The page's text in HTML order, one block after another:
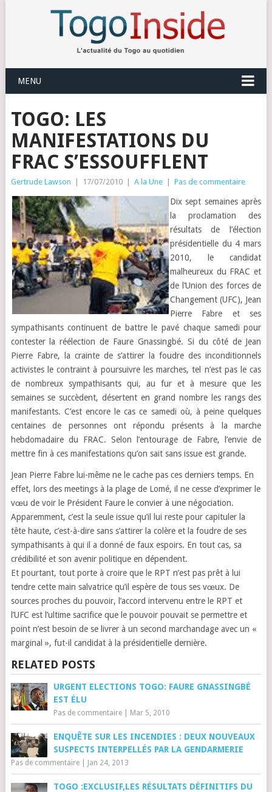
MENU
TOGO: LES
MANIFESTATIONS DU
FRAC S’ESSOUFFLENT
Gertrude Lawson 17/07/2010 A la Une Pas de commentaire
Dix sept semaines après
la proclamation des
résultats de l’élection
présidentielle du 4 mars
2010, le candidat
malheureux du FRAC et
de l’Union des forces de
Changement (UFC), Jean
Pierre Fabre et ses
sympathisants continuent de battre le pavé chaque samedi pour
contester la réélection de Faure Gnassingbé. Si du côté de Jean
Pierre Fabre, la crainte de s’attirer la foudre des inconditionnels
activistes le contraint à poursuivre les marches, tel n’est pas le cas
de nombreux sympathisants qui, au fur et à mesure que les
semaines se succèdent, désertent en grand nombre les rangs des
manifestants. C’est encore le cas ce samedi où, à peine quelques
centaines de personnes ont répondu présents à la marche
hebdomadaire du FRAC. Selon l’entourage de Fabre, l’envie de
mettre fin à ces manifestations qu’on sait sans issue est grande.
Jean Pierre Fabre lui-même ne le cache pas ces derniers temps. En
effet, lors des meetings à la plage de Lomé, il ne cesse d’exprimer le
vœu de voir le Président Faure le convier à une négociation.
Apparemment, c’est la seule issue qu’il lui reste pour capituler la
tête haute, c’est-à-dire sans s’attirer la colère et la foudre de ses
sympathisants à qui il a donné de faux espoirs. En tout cas, sa
crédibilité et son avenir politique en dépendent.
Et pourtant, tout porte à croire que le RPT n’est pas prêt à lui
tendre cette main salvatrice qu’il espère de tous ses vœux. De
sources proches du pouvoir, l’accord intervenu entre le RPT et
l’UFC est l’ultime sacrifice que le pouvoir pouvait se permettre et
point n’est besoin de se livrer à un second marchandage avec un «
marginal », fut-il candidat à la présidentielle dernière.
RELATED POSTS
URGENT ELECTIONS TOGO: FAURE GNASSINGBÉ
EST ÉLU
Pas de commentaire| Mar 5, 2010
ENQUÊTE SUR LES INCENDIES : DEUX NOUVEAUX
SUSPECTS INTERPELLÉS PAR LA GENDARMERIE
Pas de commentaire| Jan 24, 2013
TOGO :EXCLUSIF,LES RÉSULTATS DÉFINITIFS DU